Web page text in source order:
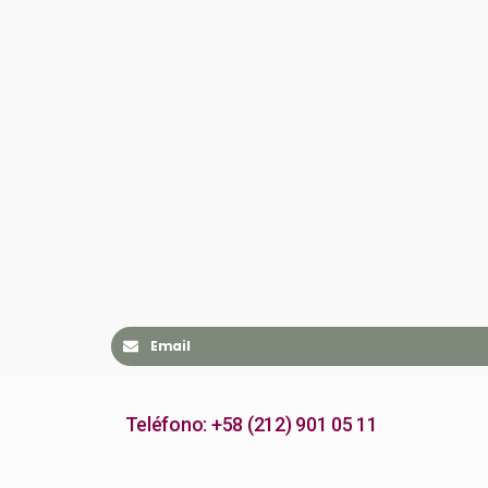
Email
Teléfono: +58 (212) 901 05 11